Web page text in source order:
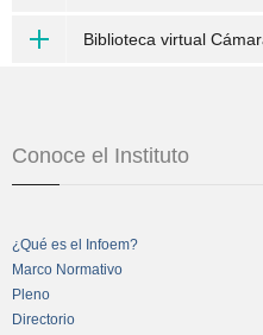
Biblioteca virtual
Conoce el Instituto
¿Qué es el Infoem?
Marco Normativo
Pleno
Directorio